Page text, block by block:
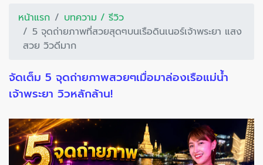
หน้าแรก
บทความ / รีวิว
5 จุดถ่ายภาพที่สวยสุดๆบนเรือดินเนอร์เจ้าพระยา แสง
สวย วิวดีมาก
จัดเต็ม 5 จุดถ่ายภาพสวยๆเมื่อมาล่องเรือแม่น้ำ
เจ้าพระยา วิวหลักล้าน!